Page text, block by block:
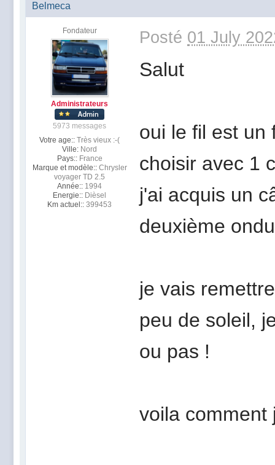
Belmeca
Fondateur
Administrateurs
5973 messages
Votre age:: Très vieux :-(
Ville: Nord
Pays:: France
Marque et modèle:: Chrysler
voyager TD 2.5
Année:: 1994
Energie:: Dièsel
Km actuel:: 399453
Posté 01 July
Salut
oui le fil est un
choisir avec 1
j'ai acquis un
deuxième
je vais
peu de soleil,
ou pas !
voila comment